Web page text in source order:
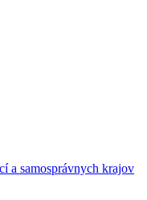
a samosprávnych krajov